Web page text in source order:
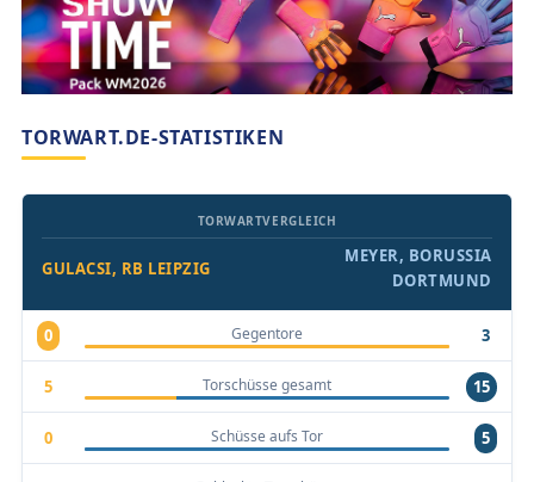
TORWART.DE-STATISTIKEN
GULACSI, RB LEIPZIG
TORWARTVERGLEICH
MEYER, BORUSSIA
DORTMUND
0 Gegentore 3
5 Torschüsse gesamt 15
0 Schüsse aufs Tor 5